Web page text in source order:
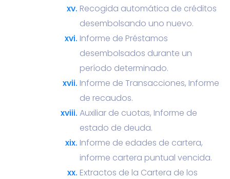
Recogida automática de créditos
desembolsando uno nuevo.
Informe de Préstamos
desembolsados durante un
período determinado.
Informe de Transacciones, Informe
de recaudos.
Auxiliar de cuotas, Informe de
estado de deuda.
Informe de edades de cartera,
informe cartera puntual vencida.
Extractos de la Cartera de los